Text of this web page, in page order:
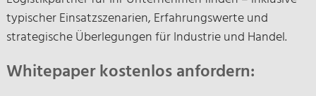
typischer Einsatzszenarien, Erfahrungswerte und
strategische Überlegungen für Industrie und Handel.
Whitepaper kostenlos anfordern: